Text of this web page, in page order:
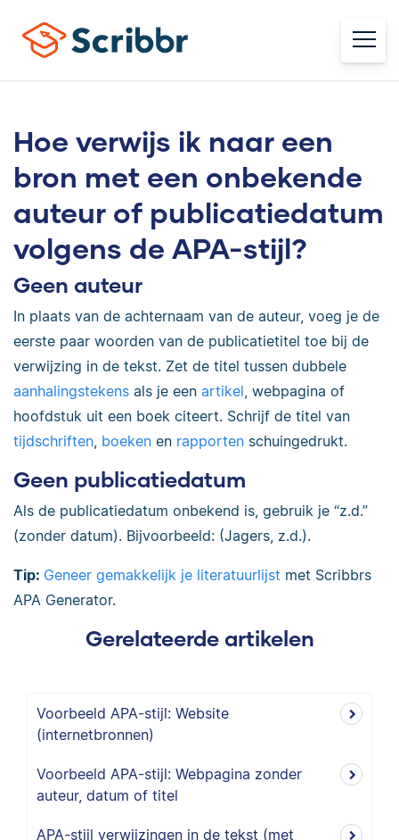
Hoe verwijs ik naar een
bron met een onbekende
auteur of publicatiedatum
volgens de APA-stijl?
Geen auteur
In plaats van de achternaam van de auteur, voeg je de
eerste paar woorden van de publicatietitel toe bij de
verwijzing in de tekst. Zet de titel tussen dubbele
aanhalingstekens als je een artikel, webpagina of
hoofdstuk uit een boek citeert. Schrijf de titel van
tijdschriften, boeken en rapporten schuingedrukt.
Geen publicatiedatum
Als de publicatiedatum onbekend is, gebruik je “z.d.”
(zonder datum). Bijvoorbeeld: (Jagers, z.d.).
Tip: Geneer gemakkelijk je literatuurlijst met Scribbrs
APA Generator.
Gerelateerde artikelen
Voorbeeld APA-stijl: Website
(internetbronnen)
Voorbeeld APA-stijl: Webpagina zonder
auteur, datum of titel
APA-stijl verwijzingen in de tekst (met